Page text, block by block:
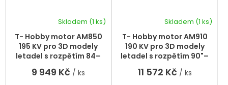
T- Hobby motor AM850
195 KV pro 3D modely
letadel s rozpětím 84–
89″
Skladem (1 ks)
9 949 Kč / ks
T- Hobby motor AM910
190 KV pro 3D modely
letadel s rozpětím 90"–
Skladem (1 ks)
11 572 Kč / ks